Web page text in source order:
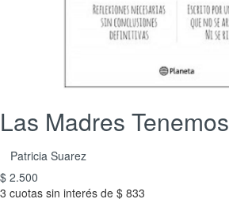
Las Madres
Patricia Suarez
$ 2.500
3 cuotas sin interés de $ 833